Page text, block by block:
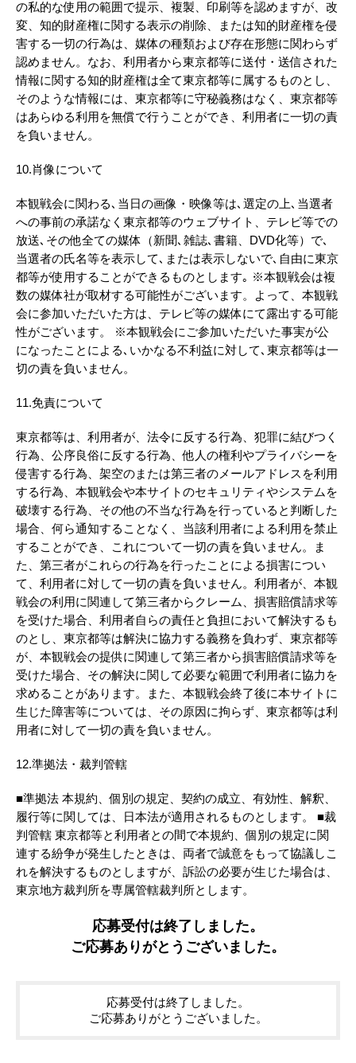
の私的な使用の範囲で提示、複製、印刷等を認めますが、改
変、知的財産権に関する表示の削除、または知的財産権を侵
害する一切の行為は、媒体の種類および存在形態に関わらず
認めません。なお、利用者から東京都等に送付・送信された
情報に関する知的財産権は全て東京都等に属するものとし、
そのような情報には、東京都等に守秘義務はなく、東京都等
はあらゆる利用を無償で行うことができ、利用者に一切の責
を負いません。
10.肖像について
本観戦会に関わる､当日の画像・映像等は､選定の上､当選者
への事前の承諾なく東京都等のウェブサイト、テレビ等での
放送､その他全ての媒体（新聞､雑誌､書籍、DVD化等）で､
当選者の氏名等を表示して､または表示しないで､自由に東京
都等が使用することができるものとします｡ ※本観戦会は複
数の媒体社が取材する可能性がございます。よって、本観戦
会に参加いただいた方は、テレビ等の媒体にて露出する可能
性がございます。 ※本観戦会にご参加いただいた事実が公
になったことによる､いかなる不利益に対して､東京都等は一
切の責を負いません。
11.免責について
東京都等は、利用者が、法令に反する行為、犯罪に結びつく
行為、公序良俗に反する行為、他人の権利やプライバシーを
侵害する行為、架空のまたは第三者のメールアドレスを利用
する行為、本観戦会や本サイトのセキュリティやシステムを
破壊する行為、その他の不当な行為を行っていると判断した
場合、何ら通知することなく、当該利用者による利用を禁止
することができ、これについて一切の責を負いません。ま
た、第三者がこれらの行為を行ったことによる損害につい
て、利用者に対して一切の責を負いません。利用者が、本観
戦会の利用に関連して第三者からクレーム、損害賠償請求等
を受けた場合、利用者自らの責任と負担において解決するも
のとし、東京都等は解決に協力する義務を負わず、東京都等
が、本観戦会の提供に関連して第三者から損害賠償請求等を
受けた場合、その解決に関して必要な範囲で利用者に協力を
求めることがあります。また、本観戦会終了後に本サイトに
生じた障害等については、その原因に拘らず、東京都等は利
用者に対して一切の責を負いません。
12.準拠法・裁判管轄
■準拠法 本規約、個別の規定、契約の成立、有効性、解釈、
履行等に関しては、日本法が適用されるものとします。 ■裁
判管轄 東京都等と利用者との間で本規約、個別の規定に関
連する紛争が発生したときは、両者で誠意をもって協議しこ
れを解決するものとしますが、訴訟の必要が生じた場合は、
東京地方裁判所を専属管轄裁判所とします。
応募受付は終了しました。
ご応募ありがとうございました。
応募受付は終了しました。
ご応募ありがとうございました。